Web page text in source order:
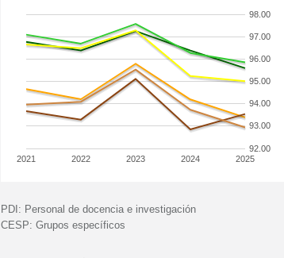
2021 2022 2023 2024 2025
92.00
93.00
94.00
95.00
96.00
97.00
98.00
PDI: Personal de docencia e investigación
CESP: Grupos específicos